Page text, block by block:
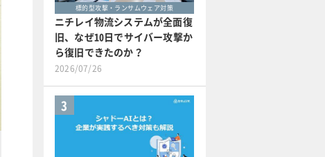
標的型攻撃・ランサムウェア対策
ニチレイ物流システムが全面復
旧、なぜ10日でサイバー攻撃か
ら復旧できたのか？
2026/07/26
3